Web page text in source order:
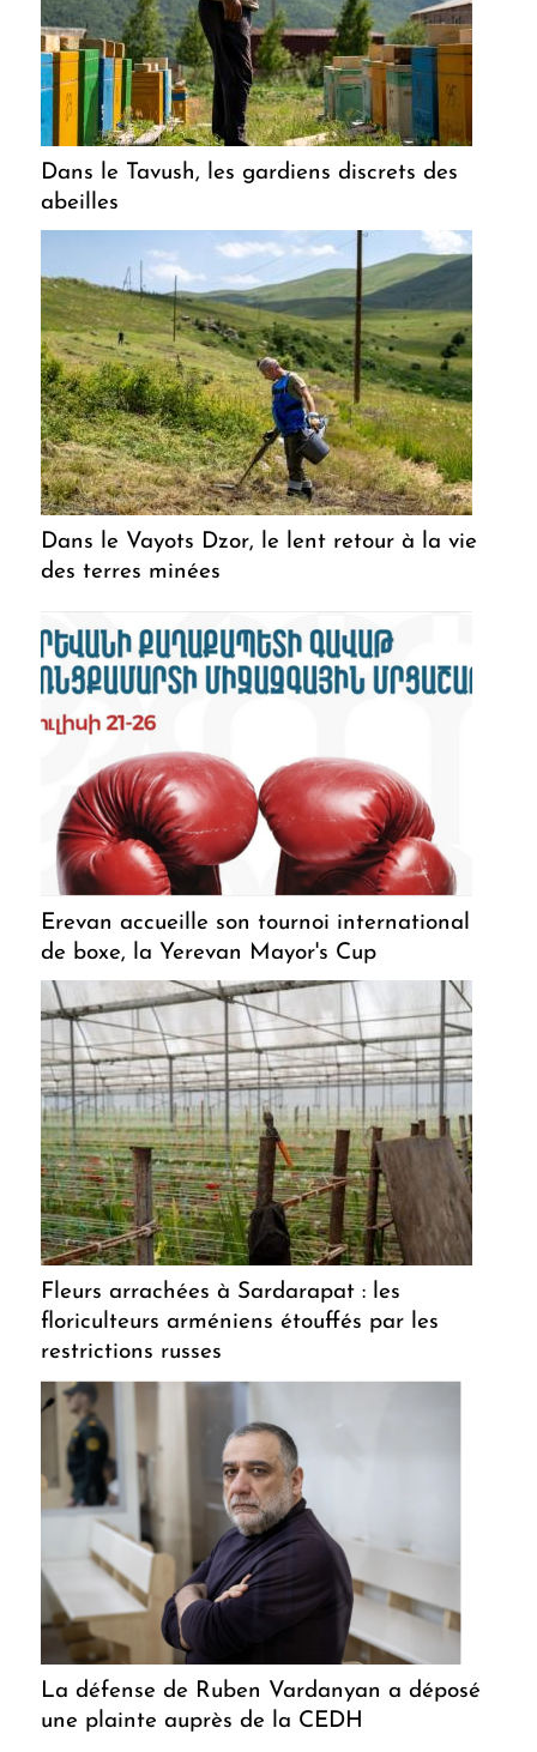
Dans le Tavush, les gardiens discrets des
abeilles
Dans le Vayots Dzor, le lent retour à la vie
des terres minées
Erevan accueille son tournoi international
de boxe, la Yerevan Mayor's Cup
Fleurs arrachées à Sardarapat : les
floriculteurs arméniens étouffés par les
restrictions russes
La défense de Ruben Vardanyan a déposé
une plainte auprès de la CEDH